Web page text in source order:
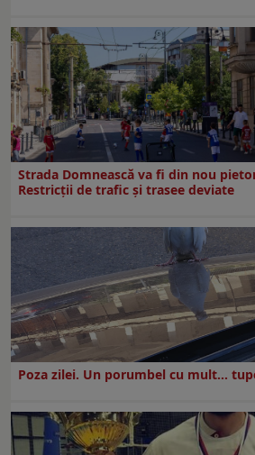
Strada Domnească va fi din nou
Restricţii de trafic şi trasee deviate
Poza zilei. Un porumbel cu mult…